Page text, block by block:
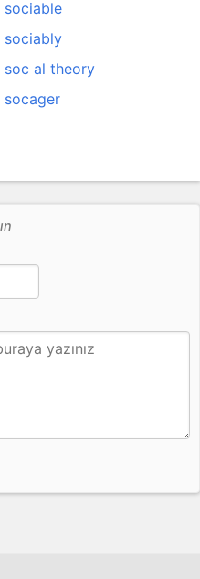
sociable
sociably
soc al theory
socager